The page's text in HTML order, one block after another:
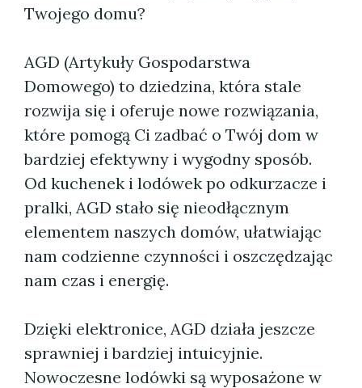
Twojego domu?
AGD (Artykuły Gospodarstwa
Domowego) to dziedzina, która stale
rozwija się i oferuje nowe rozwiązania,
które pomogą Ci zadbać o Twój dom w
bardziej efektywny i wygodny sposób.
Od kuchenek i lodówek po odkurzacze i
pralki, AGD stało się nieodłącznym
elementem naszych domów, ułatwiając
nam codzienne czynności i oszczędzając
nam czas i energię.
Dzięki elektronice, AGD działa jeszcze
sprawniej i bardziej intuicyjnie.
Nowoczesne lodówki są wyposażone w